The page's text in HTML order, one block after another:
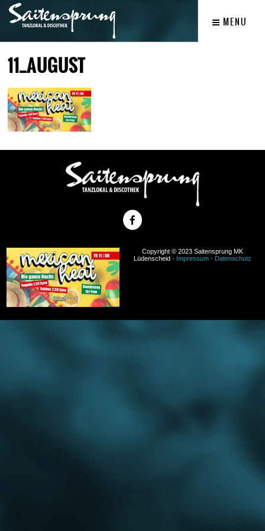
MENU
11_AUGUST
Copyright © 2023 Saitensprung MK
Lüdenscheid · Impressum · Datenschutz